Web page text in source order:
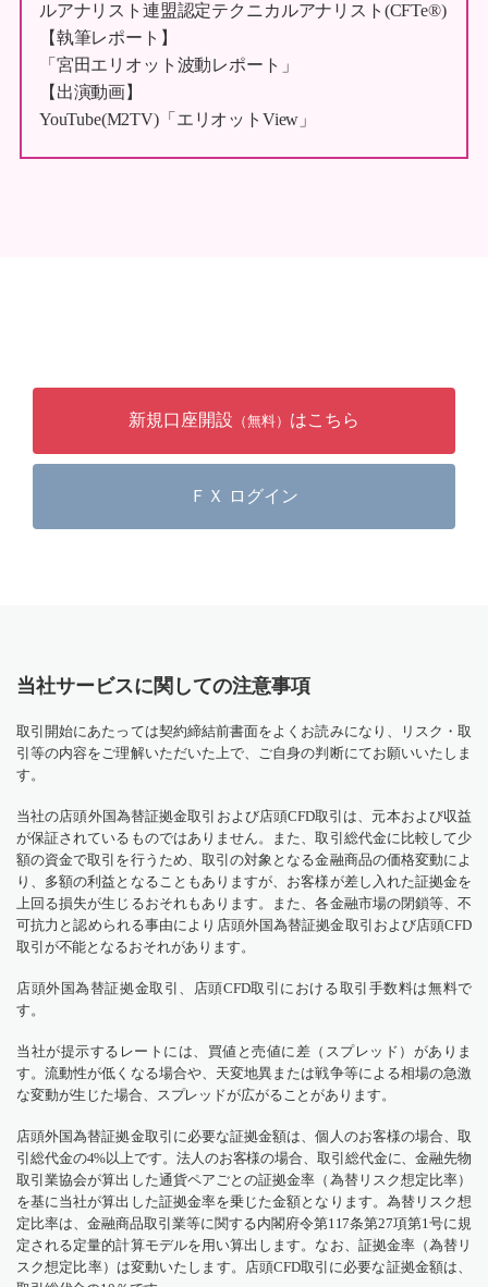
ルアナリスト連盟認定テクニカルアナリスト(CFTe®)
【執筆レポート】
「宮田エリオット波動レポート」
【出演動画】
YouTube(M2TV)「エリオットView」
新規口座開設 （無料） はこちら
ＦＸ ログイン
当社サービスに関しての注意事項
取引開始にあたっては契約締結前書面をよくお読みになり、リスク・取
引等の内容をご理解いただいた上で、ご自身の判断にてお願いいたしま
す。
当社の店頭外国為替証拠金取引および店頭CFD取引は、元本および収益
が保証されているものではありません。また、取引総代金に比較して少
額の資金で取引を行うため、取引の対象となる金融商品の価格変動によ
り、多額の利益となることもありますが、お客様が差し入れた証拠金を
上回る損失が生じるおそれもあります。また、各金融市場の閉鎖等、不
可抗力と認められる事由により店頭外国為替証拠金取引および店頭CFD
取引が不能となるおそれがあります。
店頭外国為替証拠金取引、店頭CFD取引における取引手数料は無料で
す。
当社が提示するレートには、買値と売値に差（スプレッド）がありま
す。流動性が低くなる場合や、天変地異または戦争等による相場の急激
な変動が生じた場合、スプレッドが広がることがあります。
店頭外国為替証拠金取引に必要な証拠金額は、個人のお客様の場合、取
引総代金の4%以上です。法人のお客様の場合、取引総代金に、金融先物
取引業協会が算出した通貨ペアごとの証拠金率（為替リスク想定比率）
を基に当社が算出した証拠金率を乗じた金額となります。為替リスク想
定比率は、金融商品取引業等に関する内閣府令第117条第27項第1号に規
定される定量的計算モデルを用い算出します。なお、証拠金率（為替リ
スク想定比率）は変動いたします。店頭CFD取引に必要な証拠金額は、